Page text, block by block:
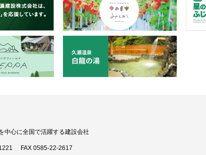
中心に全国で活躍する建設会社
FAX 0585-22-2617